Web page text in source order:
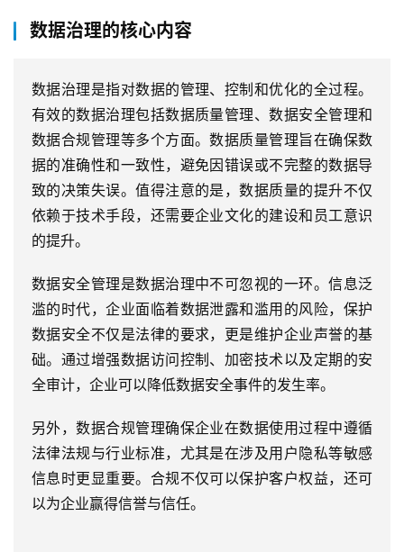
数据治理的核心内容
数据治理是指对数据的管理、控制和优化的全过程。
有效的数据治理包括数据质量管理、数据安全管理和
数据合规管理等多个方面。数据质量管理旨在确保数
据的准确性和一致性，避免因错误或不完整的数据导
致的决策失误。值得注意的是，数据质量的提升不仅
依赖于技术手段，还需要企业文化的建设和员工意识
的提升。
数据安全管理是数据治理中不可忽视的一环。信息泛
滥的时代，企业面临着数据泄露和滥用的风险，保护
数据安全不仅是法律的要求，更是维护企业声誉的基
础。通过增强数据访问控制、加密技术以及定期的安
全审计，企业可以降低数据安全事件的发生率。
另外，数据合规管理确保企业在数据使用过程中遵循
法律法规与行业标准，尤其是在涉及用户隐私等敏感
信息时更显重要。合规不仅可以保护客户权益，还可
以为企业赢得信誉与信任。